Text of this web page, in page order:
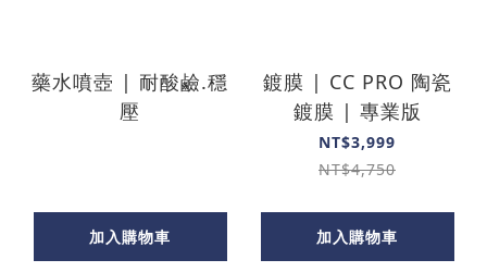
藥水噴壺 | 耐酸鹼.穩
壓
加入購物車
鍍膜 | CC PRO 陶瓷
鍍膜 | 專業版
NT$3,999
NT$4,750
加入購物車